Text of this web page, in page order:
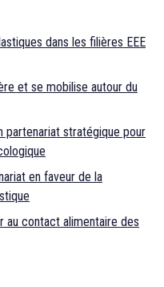
dans les filières EEE
et se mobilise autour du
partenariat stratégique pour
en faveur de la
au contact alimentaire des